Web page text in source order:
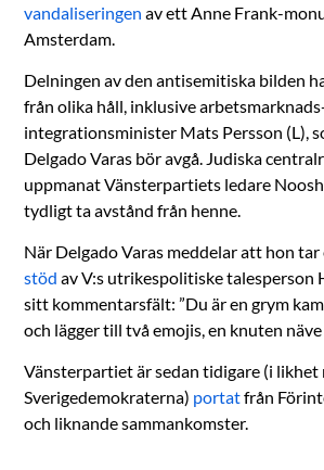
vandaliseringen av ett Anne Frank-
Amsterdam.
Delningen av den antisemitiska bilden
från olika håll, inklusive
integrationsminister Mats Persson (L),
Delgado Varas bör avgå. Judiska
uppmanat Vänsterpartiets ledare
tydligt ta avstånd från henne.
När Delgado Varas meddelar att hon
stöd av V:s utrikespolitiske talesperson
sitt kommentarsfält: ”Du är en grym
och lägger till två emojis, en knuten
Vänsterpartiet är sedan tidigare (i likhet
Sverigedemokraterna) portatfrån
och liknande sammankomster.